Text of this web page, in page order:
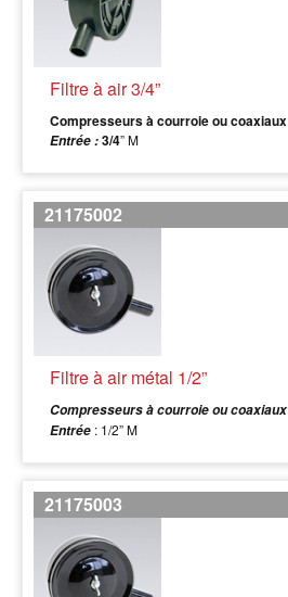
Filtre à air 3/4”
Compresseurs à courroie ou coaxiaux
Entrée :3/4” M
21175002
Filtre à air métal 1/2”
Compresseurs à courroie ou coaxiaux
Entrée : 1/2” M
21175003